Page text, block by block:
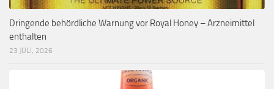
Dringende behördliche Warnung vor Royal Honey – Arzneimittel
enthalten
23 JULI, 2026